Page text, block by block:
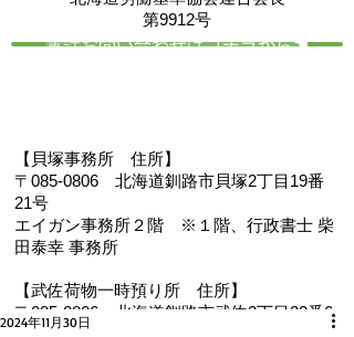
第9912号
電話お問い合わせはコチラから☚
【貝塚事務所 住所】
〒085-0806 北海道釧路市貝塚2丁目19番
21号
エイガン事務所２階
※１階、 行政書士 柴
田泰幸 事務所
【武佐荷物一時預り所 住所】
〒085-0806 北海道釧路市武佐2丁目22番6
2024年11月30日